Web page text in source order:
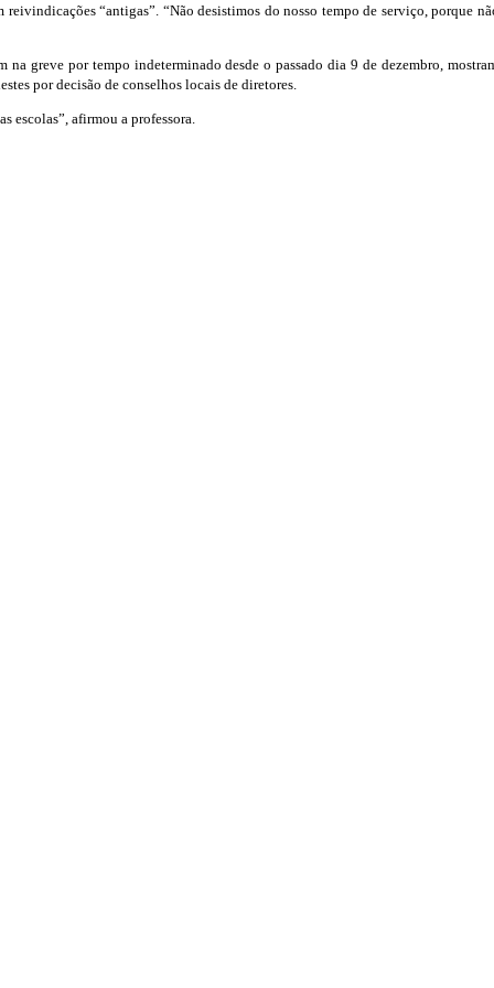
“antigas”. “Não desistimos do nosso tempo de serviço, porque
na greve por tempo indeterminado desde o passado dia 9 de dezembro,
por decisão de conselhos locais de diretores.
escolas”, afirmou a professora.